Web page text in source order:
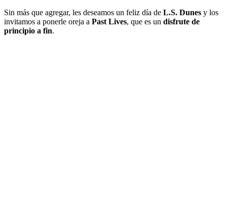
Sin más que agregar, les deseamos un feliz día de L.S. Dunes y los
invitamos a ponerle oreja a Past Lives, que es un disfrute de
principio a fin.